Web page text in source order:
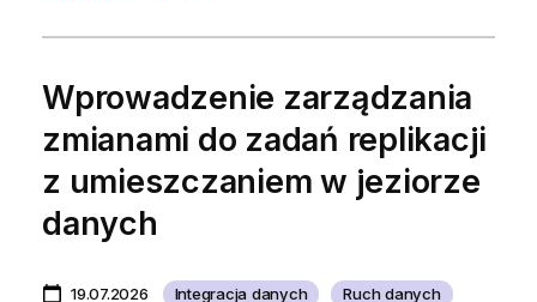
Wprowadzenie zarządzania
zmianami do zadań replikacji
z umieszczaniem w jeziorze
danych
19.07.2026 Integracja danych Ruch danych